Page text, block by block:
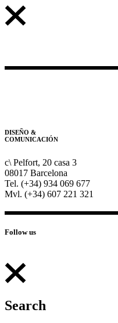
DISEÑO &
COMUNICACIÓN
c\ Pelfort, 20 casa 3
08017 Barcelona
Tel. (+34) 934 069 677
Mvl. (+34) 607 221 321
Follow us
Search